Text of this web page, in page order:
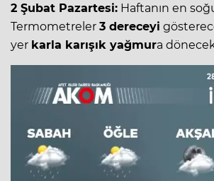
2 Şubat Pazartesi: Haftanın en
Termometreler 3 dereceyi
yer karla karışık yağmura